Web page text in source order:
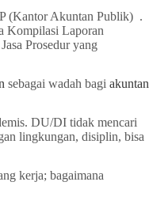
(Kantor Akuntan Publik) .
Kompilasi Laporan
Prosedur yang
sebagai wadah bagi akuntan
DU/DI tidak mencari
lingkungan, disiplin, bisa
kerja; bagaimana